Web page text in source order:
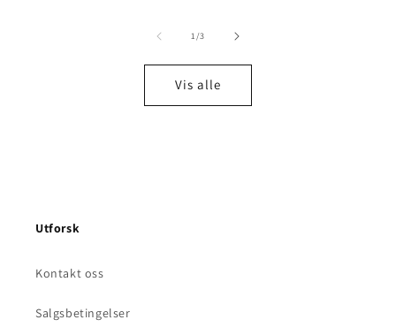
1/av
3
Vis alle
Utforsk
Kontakt oss
Salgsbetingelser